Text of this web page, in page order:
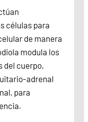
células para
de manera
modula los
del cuerpo,
adrenal
para